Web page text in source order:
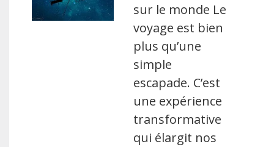
sur le monde Le
voyage est bien
plus qu’une
simple
escapade. C’est
une expérience
transformative
qui élargit nos